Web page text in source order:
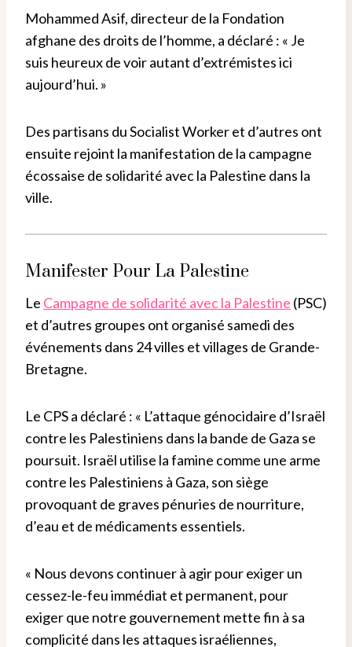
Mohammed Asif, directeur de la Fondation
afghane des droits de l’homme, a déclaré : « Je
suis heureux de voir autant d’extrémistes ici
aujourd’hui. »
Des partisans du Socialist Worker et d’autres ont
ensuite rejoint la manifestation de la campagne
écossaise de solidarité avec la Palestine dans la
ville.
Manifester Pour La Palestine
Le Campagne de solidarité avec la Palestine (PSC)
et d’autres groupes ont organisé samedi des
événements dans 24 villes et villages de Grande-
Bretagne.
Le CPS a déclaré : « L’attaque génocidaire d’Israël
contre les Palestiniens dans la bande de Gaza se
poursuit. Israël utilise la famine comme une arme
contre les Palestiniens à Gaza, son siège
provoquant de graves pénuries de nourriture,
d’eau et de médicaments essentiels.
« Nous devons continuer à agir pour exiger un
cessez-le-feu immédiat et permanent, pour
exiger que notre gouvernement mette fin à sa
complicité dans les attaques israéliennes,